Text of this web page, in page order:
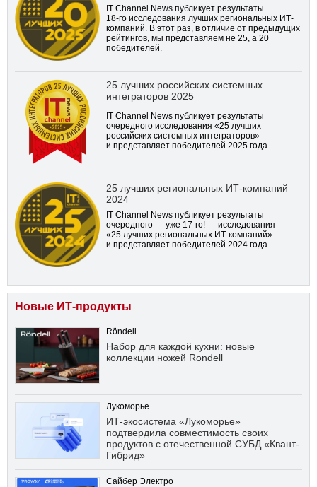
IT Channel News публикует результаты
18-го исследования лучших региональных ИТ-
компаний. В этот раз, в отличие от предыдущих
рейтингов, мы представляем не 25, а 20
победителей.
25 лучших российских системных
интеграторов 2025
IT Channel News публикует результаты
очередного исследования «25 лучших
российских системных интеграторов»
и представляет победителей 2025 года.
25 лучших региональных ИТ-компаний
2024
IT Channel News публикует результаты
очередного — уже 17-го! — исследования
«25 лучших региональных ИТ-компаний»
и представляет победителей 2024 года.
Новые ИТ-продукты
Röndell
Набор для каждой кухни: новые
коллекции ножей Rondell
Лукоморье
ИТ-экосистема «Лукоморье»
подтвердила совместимость своих
продуктов с отечественной СУБД «Квант-
Гибрид»
Сайбер Электро